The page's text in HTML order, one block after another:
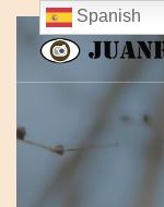
Spanish